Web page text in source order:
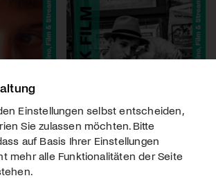
Einstellungen selbst entscheiden,
Sie zulassen möchten. Bitte
auf Basis Ihrer Einstellungen
mehr alle Funktionalitäten der Seite